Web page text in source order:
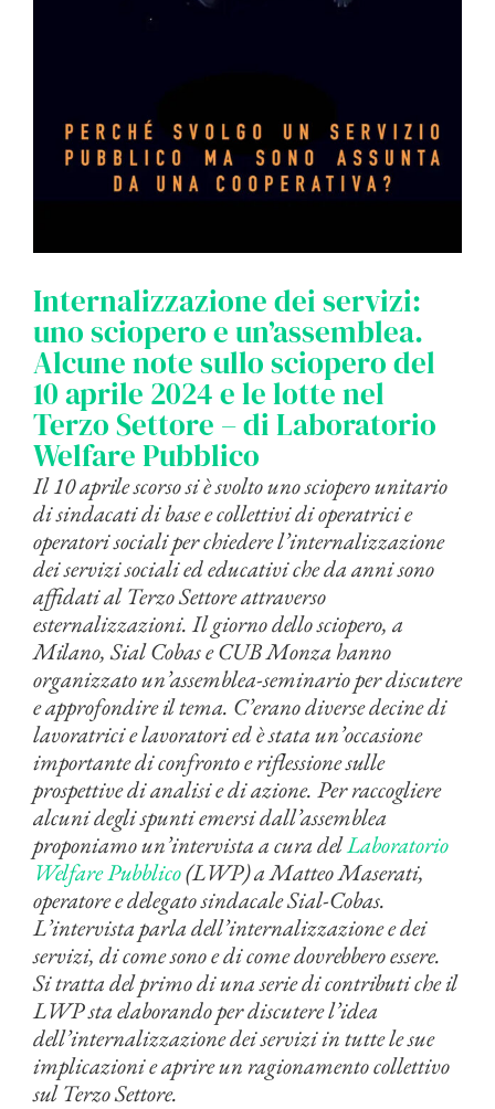
Internalizzazione dei servizi:
uno sciopero e un’assemblea.
Alcune note sullo sciopero del
10 aprile 2024 e le lotte nel
Terzo Settore – di Laboratorio
Welfare Pubblico
Il 10 aprile scorso si è svolto uno sciopero unitario
di sindacati di base e collettivi di operatrici e
operatori sociali per chiedere l’internalizzazione
dei servizi sociali ed educativi che da anni sono
affidati al Terzo Settore attraverso
esternalizzazioni. Il giorno dello sciopero, a
Milano, Sial Cobas e CUB Monza hanno
organizzato un’assemblea-seminario per discutere
e approfondire il tema. C’erano diverse decine di
lavoratrici e lavoratori ed è stata un’occasione
importante di confronto e riflessione sulle
prospettive di analisi e di azione. Per raccogliere
alcuni degli spunti emersi dall’assemblea
proponiamo un’intervista a cura delLaboratorio
Welfare Pubblico(LWP) a Matteo Maserati,
operatore e delegato sindacale Sial-Cobas.
L’intervista parla dell’internalizzazione e dei
servizi, di come sono e di come dovrebbero essere.
Si tratta del primo di una serie di contributi che il
LWP sta elaborando per discutere l’idea
dell’internalizzazione dei servizi in tutte le sue
implicazioni e aprire un ragionamento collettivo
sul Terzo Settore.